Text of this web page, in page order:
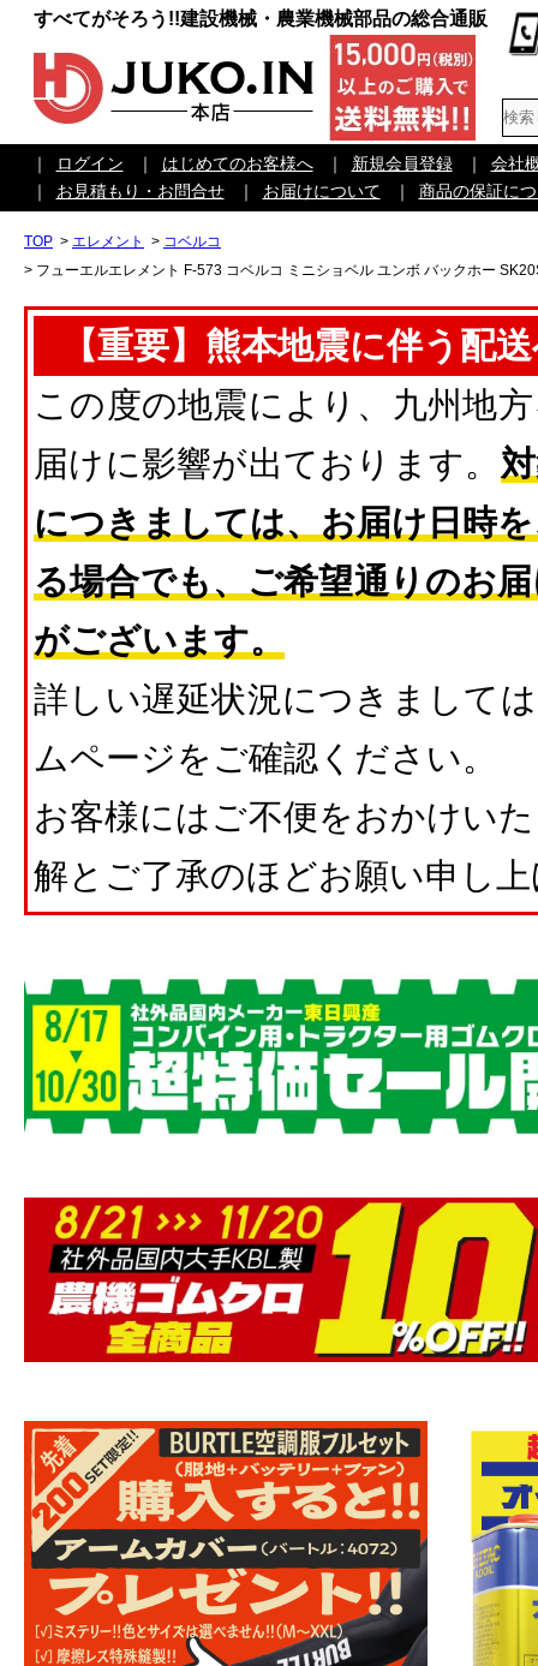
すべてがそろう!!建設機械・農業機械部品の総合通販
｜ ログイン ｜ はじめてのお客様へ ｜ 新規会員登録 ｜
会社
｜
お見積もり・お問合せ ｜ お届けについて ｜ 商品の保証に
TOP > エレメント > コベルコ
> フューエルエレメント F-573 コベルコ ミニショベル ユンボ バックホー
【重要】熊本地震に伴う配
この度の地震により、九州地
届けに影響が出ております。
につきましては、お届け日時
る場合でも、ご希望通りのお
がございます。
詳しい遅延状況につきまして
ムページをご確認ください。
お客様にはご不便をおかけい
解とご了承のほどお願い申し